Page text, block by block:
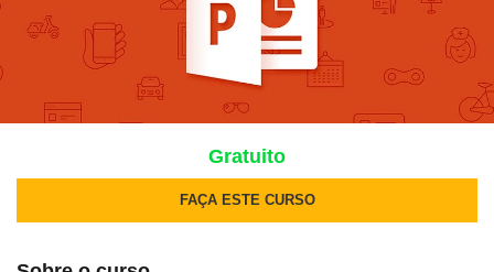
Gratuito
FAÇA ESTE CURSO